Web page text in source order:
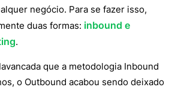
negócio. Para se fazer isso,
duas formas: inbound e
.
que a metodologia Inbound
o Outbound acabou sendo deixado